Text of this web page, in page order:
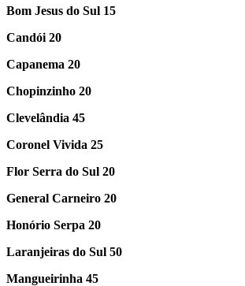
Bom Jesus do Sul 15
Candói 20
Capanema 20
Chopinzinho 20
Clevelândia 45
Coronel Vivida 25
Flor Serra do Sul 20
General Carneiro 20
Honório Serpa 20
Laranjeiras do Sul 50
Mangueirinha 45